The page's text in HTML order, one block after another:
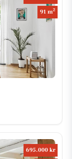
91 m2
695.000 kr